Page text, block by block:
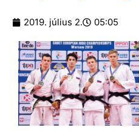
2019. július 2. 05:05